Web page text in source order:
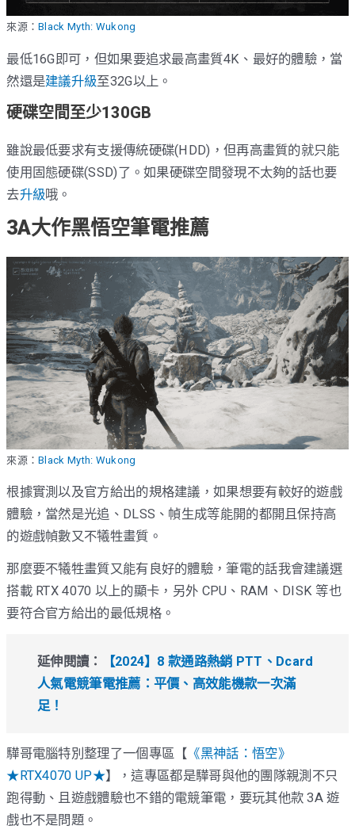
來源：Black Myth: Wukong
最低16G即可，但如果要追求最高畫質4K、最好的體驗，當
然還是建議升級至32G以上。
硬碟空間至少130GB
雖說最低要求有支援傳統硬碟(HDD)，但再高畫質的就只能
使用固態硬碟(SSD)了。如果硬碟空間發現不太夠的話也要
去升級哦。
3A大作黑悟空筆電推薦
來源：Black Myth: Wukong
根據實測以及官方給出的規格建議，如果想要有較好的遊戲
體驗，當然是光追、DLSS、幀生成等能開的都開且保持高
的遊戲幀數又不犧牲畫質。
那麼要不犧牲畫質又能有良好的體驗，筆電的話我會建議選
搭載 RTX 4070 以上的顯卡，另外 CPU、RAM、DISK 等也
要符合官方給出的最低規格。
延伸閱讀：
【2024】8 款通路熱銷 PTT、Dcard
人氣電競筆電推薦：平價、高效能機款一次滿
足！
驊哥電腦特別整理了一個專區【 《黑神話：悟空》
★RTX4070 UP★】，這專區都是驊哥與他的團隊親測不只
跑得動、且遊戲體驗也不錯的電競筆電，要玩其他款 3A 遊
戲也不是問題。